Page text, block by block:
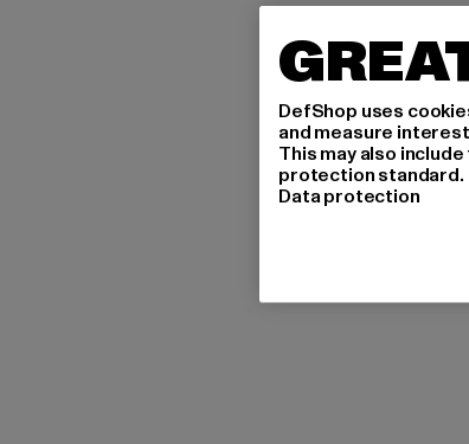
DefShop uses
and measure
This may also
protection standard.
Data protection